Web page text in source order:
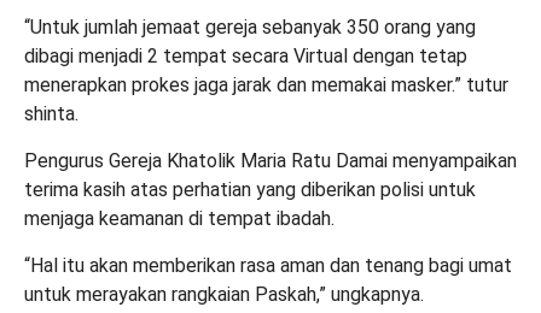
“Untuk jumlah jemaat gereja sebanyak 350 orang yang
dibagi menjadi 2 tempat secara Virtual dengan tetap
menerapkan prokes jaga jarak dan memakai masker.” tutur
shinta.
Pengurus Gereja Khatolik Maria Ratu Damai menyampaikan
terima kasih atas perhatian yang diberikan polisi untuk
menjaga keamanan di tempat ibadah.
“Hal itu akan memberikan rasa aman dan tenang bagi umat
untuk merayakan rangkaian Paskah,” ungkapnya.